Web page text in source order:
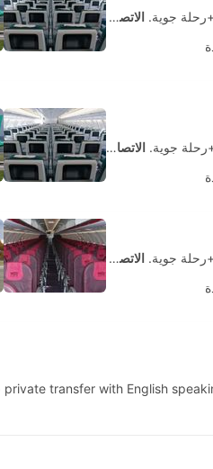
الاتصال الذاتي
الاتصال الذاتي
الاتصال الذاتي